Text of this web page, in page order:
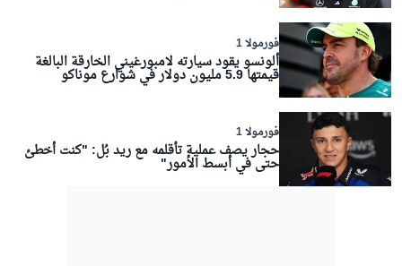
فورمولا 1
ألونسو يقود سيارته لامبورغيني الخارقة البالغة
قيمتها 5.9 مليون دولار في شوارع موناكو
فورمولا 1
حجار يصف عملية تأقلمه مع ريد بُل: "كنت أخطئ
حتى في أبسط الأمور"